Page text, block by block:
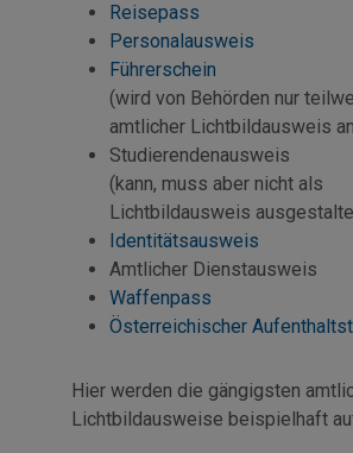
Reisepass
Personalausweis
Führerschein
(wird von Behörden nur
amtlicher Lichtbildausweis
Studierendenausweis
(kann, muss aber nicht als
Lichtbildausweis
Identitätsausweis
Amtlicher Dienstausweis
Waffenpass
Österreichischer
Hier werden die gängigsten
Lichtbildausweise beispielhaft